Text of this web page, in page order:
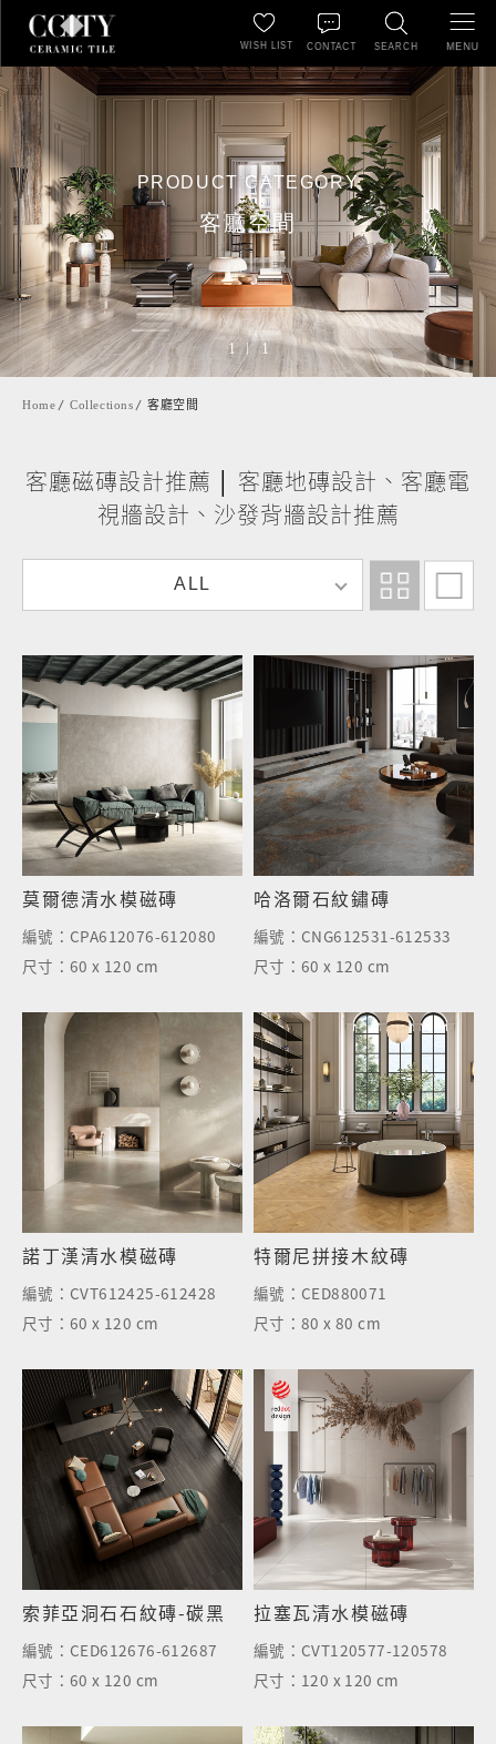
SEARCH
WISH LIST CONTACT MENU
PRODUCT CATEGORY
客廳空間
1 1
Home Collections 客廳空間
客廳磁磚設計推薦 │ 客廳地磚設計、客廳電
視牆設計、沙發背牆設計推薦
L
L
ALL
莫爾德清水模磁磚
編號： CPA612076-612080
尺寸：60 x 120 cm
哈洛爾石紋鏽磚
編號： CNG612531-612533
尺寸：60 x 120 cm
諾丁漢清水模磁磚
編號： CVT612425-612428
尺寸：60 x 120 cm
特爾尼拼接木紋磚
編號： CED880071
尺寸：80 x 80 cm
索菲亞洞石石紋磚-碳黑
編號： CED612676-612687
尺寸：60 x 120 cm
拉塞瓦清水模磁磚
編號： CVT120577-120578
尺寸： 120 x 120 cm